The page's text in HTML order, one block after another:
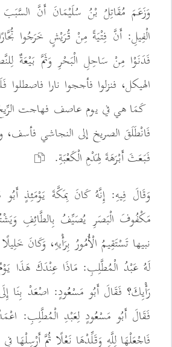
وَزَعَمَ مُقَاتِلُ بْنُ سُلَيْمَانَ أَنَّ
الْفِيلِ: أَنَّ فِتْيَةً مِنْ قُرَيْشٍ خَرَجُوا
فَدَنَوْا مِنْ سَاحِلِ الْبَحْرِ وَثَمَّ بَيْعَةٌ
الهيكل، فنزلوا فأججوا نارا فاصطلوا
كَمَا هي في يوم عاصف فهاجت الرِّيحُ
فَانْطَلَقَ الصريخ إلى النجاشي فأسف،
فَبَعَثَ أَبْرَهَةَ لِهَدْمِ الْكَعْبَةِ.
وَقَالَ فِيهِ: إِنَّهُ كَانَ بِمَكَّةَ يَوْمَئِذٍ
مَكْفُوفَ الْبَصَرِ يُصَيِّفُ بِالطَّائِفِ
نبيها تَسْتَقِيمُ الْأُمُورُ بِرَأْيهِ، وَكَانَ
لَهُ عَبْدُ الْمُطَّلِبِ: مَاذَا عِنْدَكَ هَذَا
رَأْيِكَ؟ فَقَالَ أَبُو مَسْعُودٍ: اصْعَدْ بِنَا
فَقَالَ أَبُو مَسْعُودٍ لِعَبْدِ الْمُطَّلِبِ:
فَاجْعَلْهَا لِلَّهِ وَقَلِّدْهَا نَعْلًا ثُمَّ أَرْسِلْهَا